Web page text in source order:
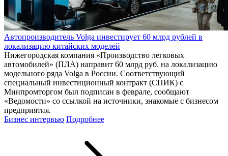
Автопроизводитель Volga инвестирует 60 млрд рублей в
локализацию китайских моделей
Нижегородская компания «Производство легковых
автомобилей» (ПЛА) направит 60 млрд руб. на локализацию
модельного ряда Volga в России. Соответствующий
специальный инвестиционный контракт (СПИК) с
Минпромторгом был подписан в феврале, сообщают
«Ведомости» со ссылкой на источники, знакомые с бизнесом
предприятия.
Бизнес интервью Подробнее